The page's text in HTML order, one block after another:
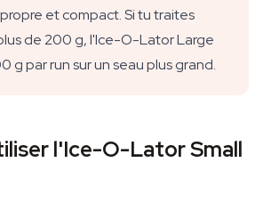
et compact. Si tu traites
de 200 g, l'Ice-O-Lator Large
g par run sur un seau plus grand.
l'Ice-O-Lator Small